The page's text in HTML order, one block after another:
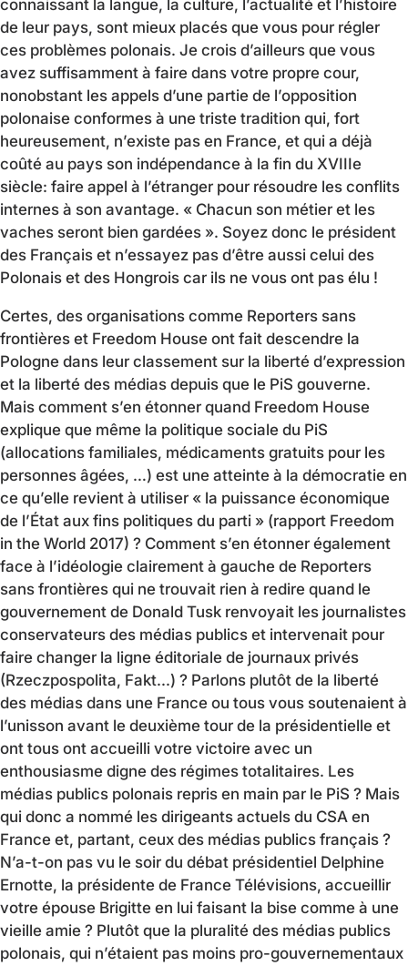
connaissant la langue, la culture, l’actualité et l’histoire
de leur pays, sont mieux placés que vous pour régler
ces problèmes polonais. Je crois d’ailleurs que vous
avez suffisamment à faire dans votre propre cour,
nonobstant les appels d’une partie de l’opposition
polonaise conformes à une triste tradition qui, fort
heureusement, n’existe pas en France, et qui a déjà
coûté au pays son indépendance à la fin du XVIIIe
siècle: faire appel à l’étranger pour résoudre les conflits
internes à son avantage. « Chacun son métier et les
vaches seront bien gardées ». Soyez donc le président
des Français et n’essayez pas d’être aussi celui des
Polonais et des Hongrois car ils ne vous ont pas élu !
Certes, des organisations comme Reporters sans
frontières et Freedom House ont fait descendre la
Pologne dans leur classement sur la liberté d’expression
et la liberté des médias depuis que le PiS gouverne.
Mais comment s’en étonner quand Freedom House
explique que même la politique sociale du PiS
(allocations familiales, médicaments gratuits pour les
personnes âgées, …) est une atteinte à la démocratie en
ce qu’elle revient à utiliser « la puissance économique
de l’État aux fins politiques du parti » (rapport Freedom
in the World 2017) ? Comment s’en étonner également
face à l’idéologie clairement à gauche de Reporters
sans frontières qui ne trouvait rien à redire quand le
gouvernement de Donald Tusk renvoyait les journalistes
conservateurs des médias publics et intervenait pour
faire changer la ligne éditoriale de journaux privés
(Rzeczpospolita, Fakt...) ? Parlons plutôt de la liberté
des médias dans une France ou tous vous soutenaient à
l’unisson avant le deuxième tour de la présidentielle et
ont tous ont accueilli votre victoire avec un
enthousiasme digne des régimes totalitaires. Les
médias publics polonais repris en main par le PiS ? Mais
qui donc a nommé les dirigeants actuels du CSA en
France et, partant, ceux des médias publics français ?
N’a-t-on pas vu le soir du débat présidentiel Delphine
Ernotte, la présidente de France Télévisions, accueillir
votre épouse Brigitte en lui faisant la bise comme à une
vieille amie ? Plutôt que la pluralité des médias publics
polonais, qui n’étaient pas moins pro-gouvernementaux